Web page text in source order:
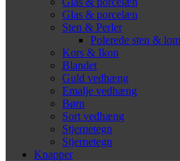
Glas & porcelæn
Sten & Perler
Polerede sten &
Kors & Ikon
Blandet
Guld vedhæng
Emalje vedhæng
Børn
Sort vedhæng
Stjernetegn
Stjernetegn
Knapper